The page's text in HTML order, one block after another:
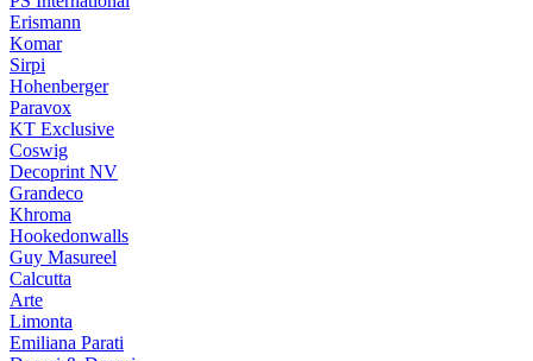
Erismann
Komar
Sirpi
Hohenberger
Paravox
KT Exclusive
Coswig
Decoprint NV
Grandeco
Khroma
Hookedonwalls
Guy Masureel
Calcutta
Arte
Limonta
Emiliana Parati